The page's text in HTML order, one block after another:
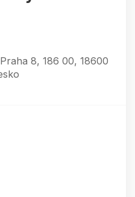
8, 186 00, 18600